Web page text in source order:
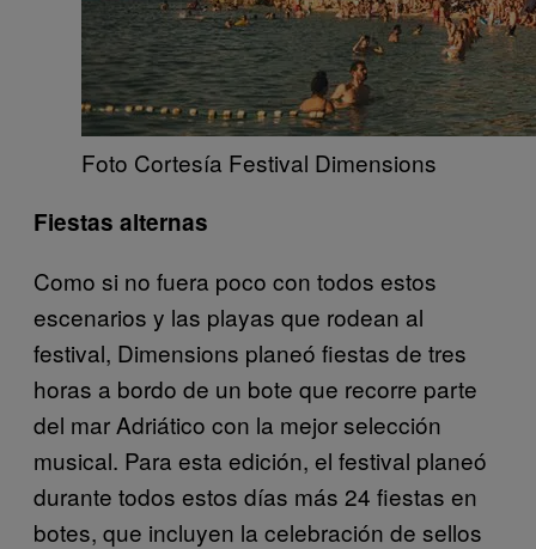
Foto Cortesía Festival Dimensions
Fiestas alternas
Como si no fuera poco con todos estos
escenarios y las playas que rodean al
festival, Dimensions planeó fiestas de tres
horas a bordo de un bote que recorre parte
del mar Adriático con la mejor selección
musical. Para esta edición, el festival planeó
durante todos estos días más 24 fiestas en
botes, que incluyen la celebración de sellos